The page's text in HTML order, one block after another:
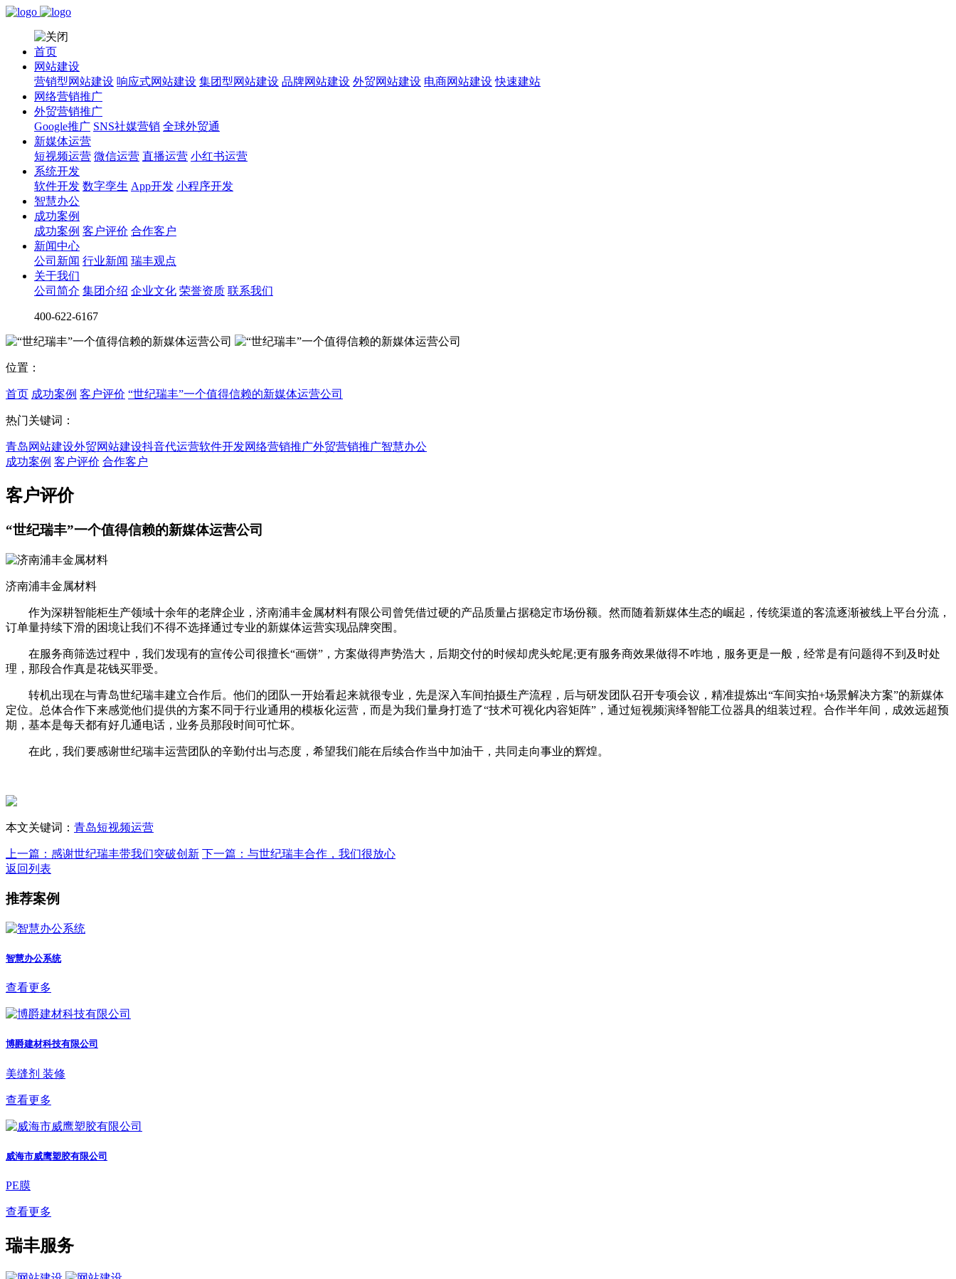
首页
网站建设
营销型网站建设 响应式网站建设 集团型网站建设 品牌网站建设 外贸网站建设 电商网站建设 快速建站
网络营销推广
外贸营销推广
Google推广 SNS社媒营销 全球外贸通
新媒体运营
短视频运营 微信运营 直播运营 小红书运营
系统开发
软件开发 数字孪生 App开发 小程序开发
智慧办公
成功案例
成功案例 客户评价 合作客户
新闻中心
公司新闻 行业新闻 瑞丰观点
关于我们
公司简介 集团介绍 企业文化 荣誉资质 联系我们
400-622-6167
位置：
首页 成功案例 客户评价 “世纪瑞丰”一个值得信赖的新媒体运营公司
热门关键词：
青岛网站建设外贸网站建设抖音代运营软件开发网络营销推广外贸营销推广智慧办公
成功案例 客户评价 合作客户
客户评价
“世纪瑞丰”一个值得信赖的新媒体运营公司
济南浦丰金属材料
作为深耕智能柜生产领域十余年的老牌企业，济南浦丰金属材料有限公司曾凭借过硬的产品质量占据稳定市场份额。然而随着新媒体生态的崛起，传统渠道的客流逐渐被线上平台分流，
订单量持续下滑的困境让我们不得不选择通过专业的新媒体运营实现品牌突围。
在服务商筛选过程中，我们发现有的宣传公司很擅长“画饼”，方案做得声势浩大，后期交付的时候却虎头蛇尾;更有服务商效果做得不咋地，服务更是一般，经常是有问题得不到及时处
理，那段合作真是花钱买罪受。
转机出现在与青岛世纪瑞丰建立合作后。他们的团队一开始看起来就很专业，先是深入车间拍摄生产流程，后与研发团队召开专项会议，精准提炼出“车间实拍+场景解决方案”的新媒体
定位。总体合作下来感觉他们提供的方案不同于行业通用的模板化运营，而是为我们量身打造了“技术可视化内容矩阵”，通过短视频演绎智能工位器具的组装过程。合作半年间，成效远超预
期，基本是每天都有好几通电话，业务员那段时间可忙坏。
在此，我们要感谢世纪瑞丰运营团队的辛勤付出与态度，希望我们能在后续合作当中加油干，共同走向事业的辉煌。
本文关键词： 青岛短视频运营
上一篇： 感谢世纪瑞丰带我们突破创新 下一篇： 与世纪瑞丰合作，我们很放心
返回列表
推荐案例
智慧办公系统
查看更多
博爵建材科技有限公司
美缝剂 装修
查看更多
威海市威鹰塑胶有限公司
PE膜
查看更多
瑞丰服务